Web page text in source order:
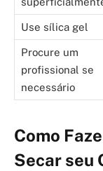
Use sílica gel
Procure um
profissional se
necessário
Como
Secar seu